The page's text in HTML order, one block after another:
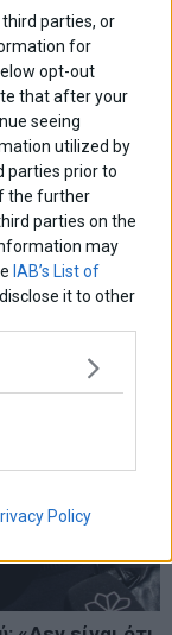
parties, or
for
opt-out
that after your
seeing
utilized by
parties prior to
the further
parties on the
may
IAB’s List of
it to other
Policy
14
η Ολομέλεια της
βουλευτών της
το αδίκημα της